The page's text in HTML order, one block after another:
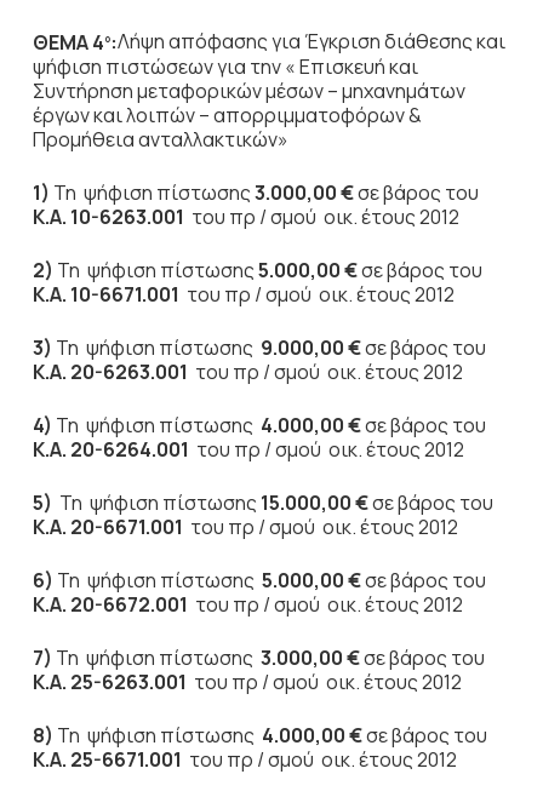
ΘΕΜΑ 4ο:Λήψη απόφασης για Έγκριση διάθεσης και
ψήφιση πιστώσεων για την « Επισκευή και
Συντήρηση μεταφορικών μέσων – μηχανημάτων
έργων και λοιπών – απορριμματοφόρων &
Προμήθεια ανταλλακτικών»
1) Τη ψήφιση πίστωσης3.000,00 €σε βάρος του
Κ.Α. 10-6263.001 του πρ / σμού οικ. έτους 2012
2) Τη ψήφιση πίστωσης5.000,00 €σε βάρος του
Κ.Α. 10-6671.001 του πρ / σμού οικ. έτους 2012
3) Τη ψήφιση πίστωσης 9.000,00 €σε βάρος του
Κ.Α. 20-6263.001 του πρ / σμού οικ. έτους 2012
4) Τη ψήφιση πίστωσης 4.000,00 €σε βάρος του
Κ.Α. 20-6264.001 του πρ / σμού οικ. έτους 2012
5) Τη ψήφιση πίστωσης 15.000,00 €σε βάρος του
Κ.Α. 20-6671.001 του πρ / σμού οικ. έτους 2012
6) Τη ψήφιση πίστωσης 5.000,00 €σε βάρος του
Κ.Α. 20-6672.001 του πρ / σμού οικ. έτους 2012
7) Τη ψήφιση πίστωσης 3.000,00 €σε βάρος του
Κ.Α. 25-6263.001 του πρ / σμού οικ. έτους 2012
8) Τη ψήφιση πίστωσης 4.000,00 €σε βάρος του
Κ.Α. 25-6671.001 του πρ / σμού οικ. έτους 2012